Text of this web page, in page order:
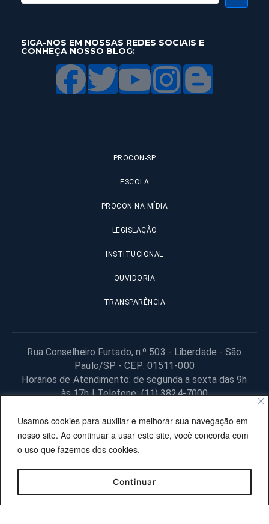
Usamos cookies para auxiliar e melhorar sua navegação em
nosso site. Ao continuar a usar este site, você concorda com
o uso que fazemos dos cookies.
Continuar
SIGA-NOS EM NOSSAS REDES SOCIAIS E
CONHEÇA NOSSO BLOG:
PROCON-SP
ESCOLA
PROCON NA MÍDIA
LEGISLAÇÃO
INSTITUCIONAL
OUVIDORIA
TRANSPARÊNCIA
Rua Conselheiro Furtado, n.º 503 - Liberdade - São
Paulo/SP - CEP: 01511-000
Horários de Atendimento: de segunda a sexta das 9h
às 17h | Telefone: (11) 3824-7000
© 2025 Fundação Procon – SP – Todos os direitos reservados. |
Site desenvolvido pela PRODESP.